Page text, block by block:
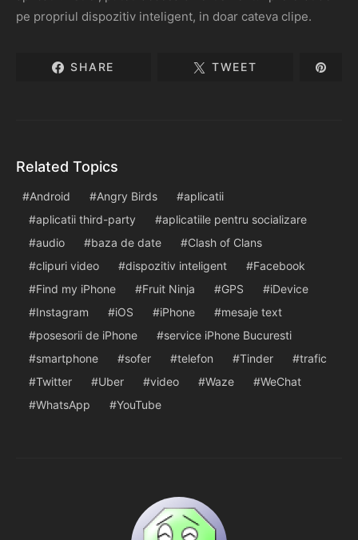
pe propriul dispozitiv inteligent, in doar cateva clipe.
SHARE TWEET
Related Topics
Android Angry Birds
aplicatii
aplicatii third-party
aplicatiile pentru socializare
audio
baza de date
Clash of Clans
clipuri video
dispozitiv inteligent
Facebook
Find my iPhone
Fruit Ninja GPS
iDevice
Instagram
iOS iPhone
mesaje text
posesorii de iPhone
service iPhone Bucuresti
smartphone
sofer telefon Tinder
trafic
Twitter
Uber video Waze
WeChat
WhatsApp
YouTube